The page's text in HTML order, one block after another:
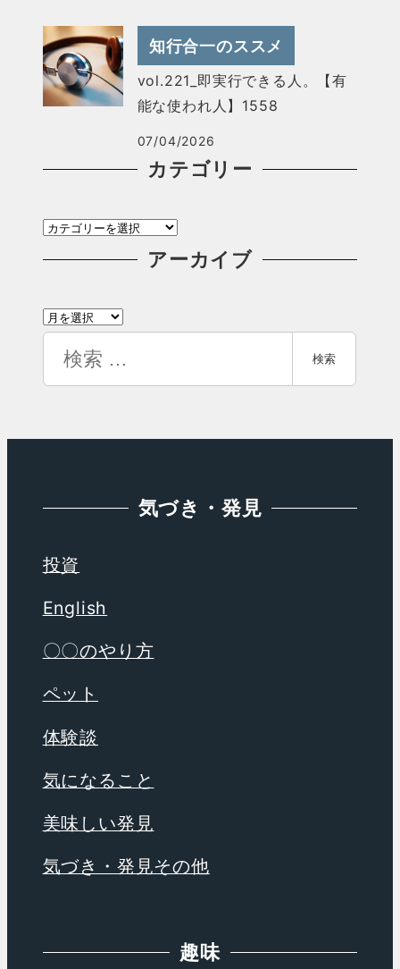
知行合一のススメ
vol.221_即実行できる人。【有
能な使われ人】1558
07/04/2026
カテゴリー
カ
テ
リ
アーカイブ
ア
カ
ブ
索
検索
気づき・発見
投資
English
〇〇のやり方
ペット
体験談
気になること
美味しい発見
気づき・発見その他
趣味